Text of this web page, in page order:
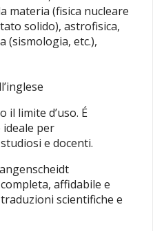
materia (fisica nucleare
solido), astrofisica,
(sismologia, etc.),
il limite d’uso. É
ideale per
e docenti.
affidabile e
scientifiche e